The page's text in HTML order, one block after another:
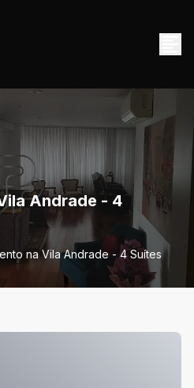
Andrade - 4
na Vila Andrade - 4 Suítes